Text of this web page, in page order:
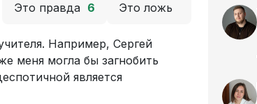
Это правда 6 Это ложь
Например, Сергей
меня могла бы загнобить
является